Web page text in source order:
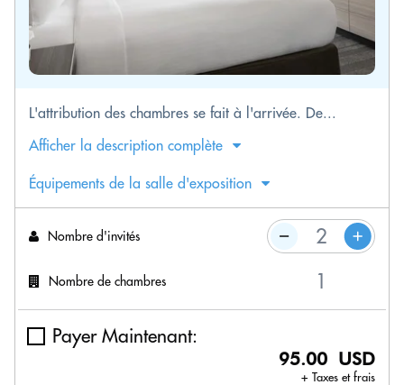
L'attribution des chambres se fait à l'arrivée. De...
Afficher la description complète
Équipements de la salle d'exposition
Nombre d'invités
Nombre de chambres
Payer Maintenant:
95.00 USD
+ Taxes et frais